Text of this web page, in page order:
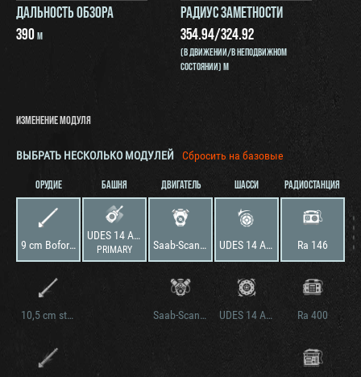
ДАЛЬНОСТЬ ОБЗОРА
390М
РАДИУС ЗАМЕТНОСТИ
354.94/324.92
(В ДВИЖЕНИИ/В НЕПОДВИЖНОМ
СОСТОЯНИИ) М
ИЗМЕНЕНИЕ МОДУЛЯ
ВЫБРАТЬ НЕСКОЛЬКО МОДУЛЕЙ Сбросить на базовые
ОРУДИЕ
9 cm Bofors strvkan L/43
10,5 cm strvkan L/45
БАШНЯ
UDES 14 Alt 5
PRIMARY
ДВИГАТЕЛЬ
Saab-Scania DS14 Alt 5A
Saab-Scania DS14 Alt 5B
ШАССИ
UDES 14 Alt 5A
UDES 14 Alt 5B
РАДИОСТАНЦИЯ
Ra 146
Ra 400